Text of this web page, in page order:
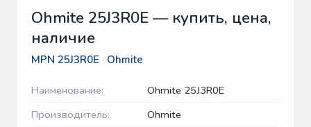
Ohmite 25J3R0E — купить, цена,
наличие
MPN 25J3R0E · Ohmite
Наименование:
Ohmite 25J3R0E
Производитель:
Ohmite